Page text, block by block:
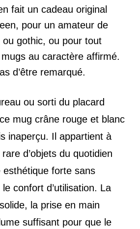
fait un cadeau original
pour un amateur de
gothic, ou pour tout
au caractère affirmé.
d’être remarqué.
ou sorti du placard
mug crâne rouge et blanc
inaperçu. Il appartient à
d’objets du quotidien
esthétique forte sans
confort d’utilisation. La
la prise en main
suffisant pour que le